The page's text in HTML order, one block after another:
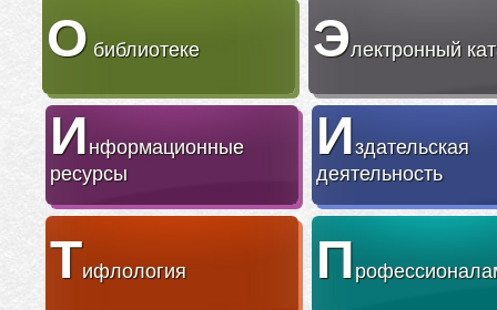
О библиотеке Электронный
Информационные
ресурсы
Издательская
деятельность
Тифлология П